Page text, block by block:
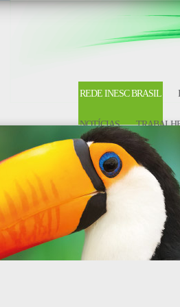
REDE INESC BRASIL
NOTÍCIAS